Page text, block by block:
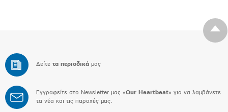
Δείτε τα περιοδικά μας
Εγγραφείτε στο Newsletter μας «Our Heartbeat» για να λαμβάνετε
τα νέα και τις παροχές μας.